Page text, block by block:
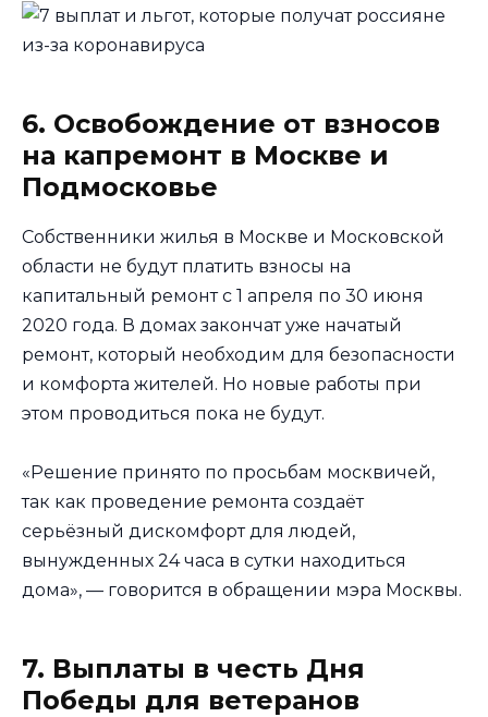
6. Освобождение от взносов
на капремонт в Москве и
Подмосковье
Собственники жилья в Москве и Московской
области не будут платить взносы на
капитальный ремонт с 1 апреля по 30 июня
2020 года. В домах закончат уже начатый
ремонт, который необходим для безопасности
и комфорта жителей. Но новые работы при
этом проводиться пока не будут.
«Решение принято по просьбам москвичей,
так как проведение ремонта создаёт
серьёзный дискомфорт для людей,
вынужденных 24 часа в сутки находиться
дома», — говорится в обращении мэра Москвы.
7. Выплаты в честь Дня
Победы для ветеранов